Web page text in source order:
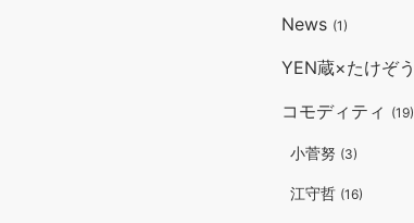
News (1)
YEN蔵×たけぞう
コモディティ (19)
小菅努 (3)
江守哲 (16)